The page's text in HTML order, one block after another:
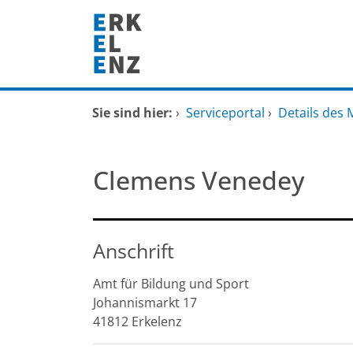
Zum Hauptinhalt springen
Startseite
Mitarbeitende A-Z
FAQ
Sie sind hier: › Serviceportal › Details des
Clemens Venedey
Anschrift
Amt für Bildung und Sport
Johannismarkt 17
41812 Erkelenz